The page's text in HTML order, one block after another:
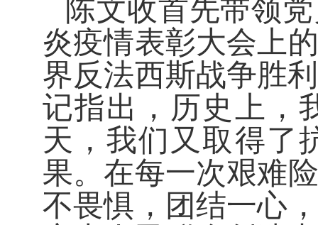
陈文收首先带领
炎疫情表彰大会上
界反法西斯战争胜利
记指出，历史上，
天，我们又取得了
果。在每一次艰难
不畏惧，团结一心